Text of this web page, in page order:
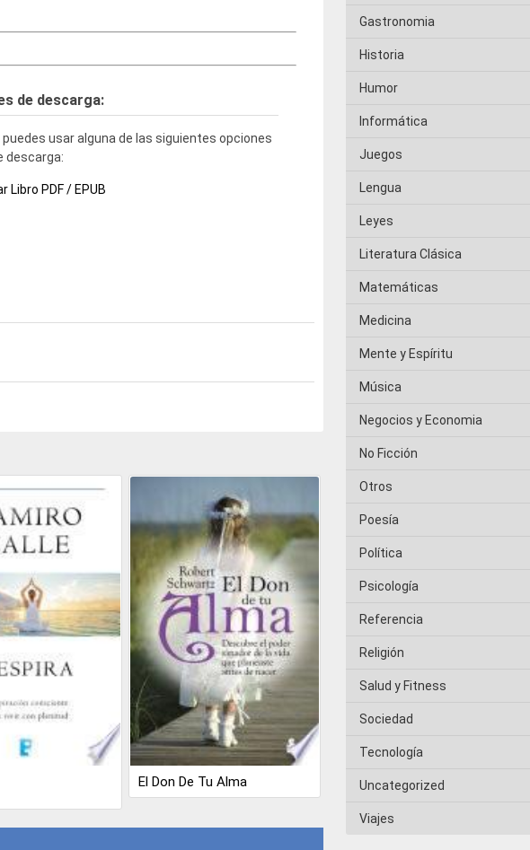
de descarga:
usar alguna de las siguientes opciones
descarga:
Libro PDF / EPUB
El Don De Tu Alma
Gastronomia
Historia
Humor
Informática
Juegos
Lengua
Leyes
Literatura Clásica
Matemáticas
Medicina
Mente y Espíritu
Música
Negocios y Economia
No Ficción
Otros
Poesía
Política
Psicología
Referencia
Religión
Salud y Fitness
Sociedad
Tecnología
Uncategorized
Viajes